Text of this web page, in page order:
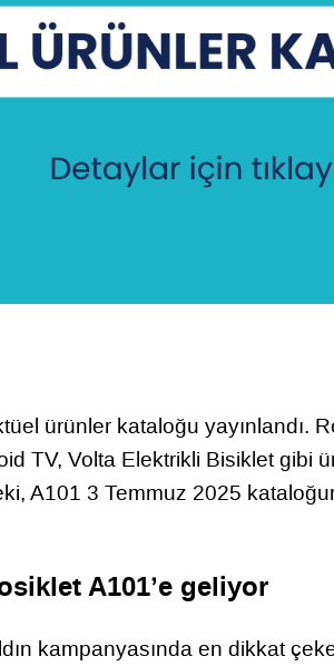
ürünler kataloğu yayınlandı.
TV, Volta Elektrikli Bisiklet gibi
A101 3 Temmuz 2025
A101’e geliyor
kampanyasında en dikkat